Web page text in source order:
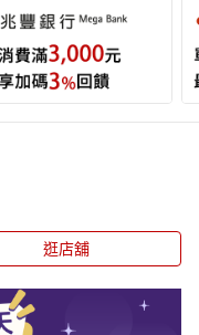
逛店舖